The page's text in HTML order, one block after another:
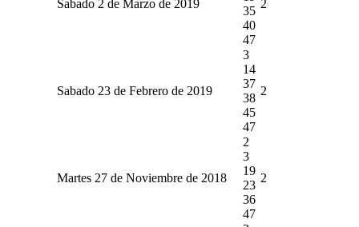
Sabado 2 de Marzo de 2019
35
40
47
2
Sabado 23 de Febrero de 2019
3
14
37
38
45
47
2
Martes 27 de Noviembre de 2018
2
3
19
23
36
47
2